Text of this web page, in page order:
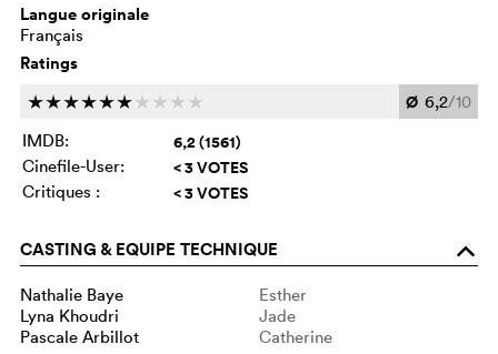
Langue originale
Français
Ratings
cccccc c c c c Ø 6,2/10
IMDB:
6,2 (1561)
Cinefile-User: < 3 VOTES
Critiques : < 3 VOTES
CASTING & EQUIPE TECHNIQUE o
Nathalie Baye
Esther
Lyna Khoudri
Jade
Pascale Arbillot
Catherine